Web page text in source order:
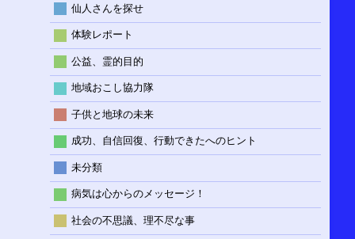
仙人さんを探せ
体験レポート
公益、霊的目的
地域おこし協力隊
子供と地球の未来
成功、自信回復、行動できたへのヒント
未分類
病気は心からのメッセージ！
社会の不思議、理不尽な事